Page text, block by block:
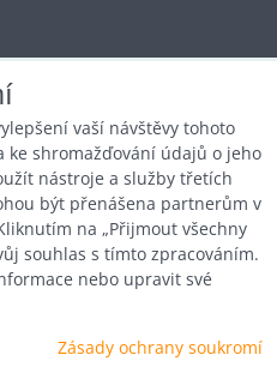
vaší návštěvy tohoto
ke shromažďování údajů o jeho
nástroje a služby třetích
být přenášena partnerům v
na „Přijmout všechny
souhlas s tímto zpracováním.
nebo upravit své
Zásady ochrany soukromí